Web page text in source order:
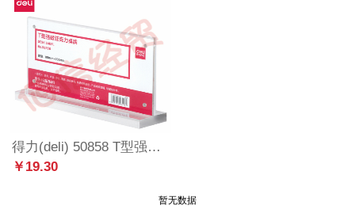
得力(deli) 50858 T型强磁吸附亚克力桌牌/桌牌架/台卡 单面透明（20个1包装发货）
￥19.30
暂无数据